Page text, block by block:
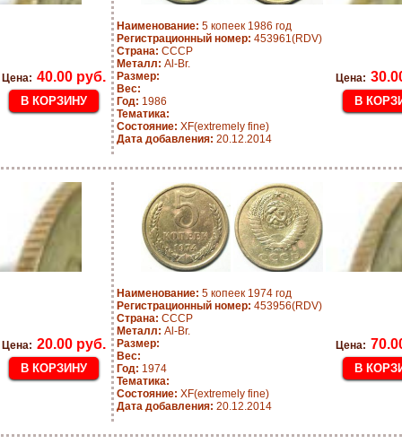
Цена: 40.00 руб.
Наименование: 5 копеек 1986 год
Регистрационный номер: 453961(RDV)
Страна: СССР
Металл: Al-Br.
Размер:
Вес:
Год: 1986
Тематика:
Состояние: XF(extremely fine)
Дата добавления: 20.12.2014
Цена:
Цена: 20.00 руб.
Наименование: 5 копеек 1974 год
Регистрационный номер: 453956(RDV)
Страна: СССР
Металл: Al-Br.
Размер:
Вес:
Год: 1974
Тематика:
Состояние: XF(extremely fine)
Дата добавления: 20.12.2014
Цена: